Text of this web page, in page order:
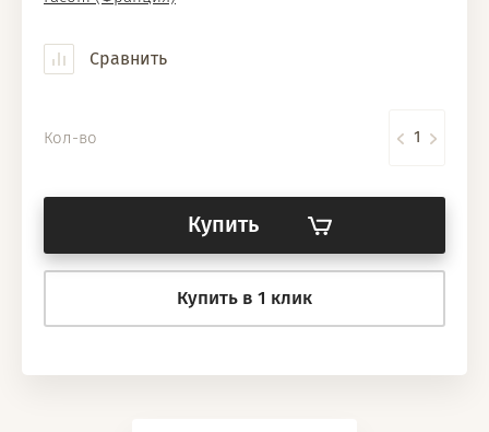
Сравнить
Кол-во
Купить
Купить в 1 клик